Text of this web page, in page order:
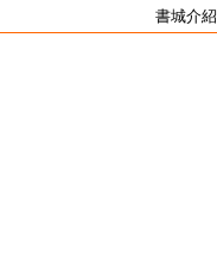
書城介紹